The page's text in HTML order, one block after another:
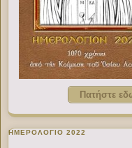
Πατήστε
ΗΜΕΡΟΛΟΓΙΟ 2022